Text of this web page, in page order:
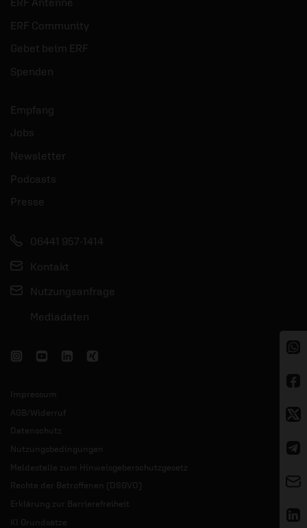
ERF Community
Gebet beim ERF
Spenden
Empfang
Jobs
Newsletter
Podcasts
Presse
06441 957-1414
Kontakt
Nutzungsanfrage
Mediadaten
Impressum
AGB/Widerruf
Datenschutz
Nutzungsbedingungen
Meldestelle zum Hinweisgeberschutzgesetz
Rechte der Betroffenen (DSGVO)
Erklärung zur Barrierefreiheit
KI Grundsätze